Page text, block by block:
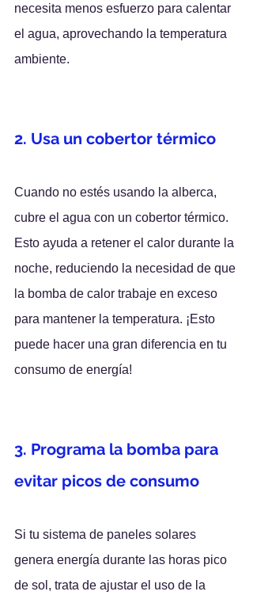
necesita menos esfuerzo para calentar
el agua, aprovechando la temperatura
ambiente.
2. Usa un cobertor térmico
Cuando no estés usando la alberca,
cubre el agua con un cobertor térmico.
Esto ayuda a retener el calor durante la
noche, reduciendo la necesidad de que
la bomba de calor trabaje en exceso
para mantener la temperatura. ¡Esto
puede hacer una gran diferencia en tu
consumo de energía!
3. Programa la bomba para
evitar picos de consumo
Si tu sistema de paneles solares
genera energía durante las horas pico
de sol, trata de ajustar el uso de la